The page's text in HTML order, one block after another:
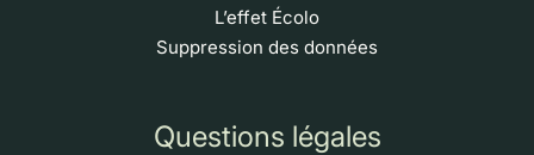
L’effet Écolo
Suppression des données
Questions légales